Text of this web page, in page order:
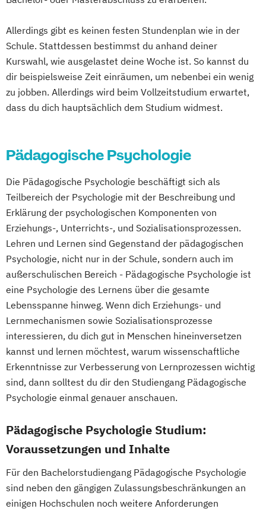
Pharmamanagement und
Physician Assistant
Physiotherapie
Psychologie
Psychologie mit Schwerpunkt Klinische
Psychologie und Psychologisches
Empowerment
Soziale Arbeit Duales Studium
Sozialmanagement
Allerdings gibt es keinen festen Stundenplan wie in der
Schule. Stattdessen bestimmst du anhand deiner
Kurswahl, wie ausgelastet deine Woche ist. So kannst du
dir beispielsweise Zeit einräumen, um nebenbei ein wenig
zu jobben. Allerdings wird beim Vollzeitstudium erwartet,
dass du dich hauptsächlich dem Studium widmest.
Pädagogische Psychologie
Die Pädagogische Psychologie beschäftigt sich als
Teilbereich der Psychologie mit der Beschreibung und
Erklärung der psychologischen Komponenten von
Erziehungs-, Unterrichts-, und Sozialisationsprozessen.
Lehren und Lernen sind Gegenstand der pädagogischen
Psychologie, nicht nur in der Schule, sondern auch im
außerschulischen Bereich - Pädagogische Psychologie ist
eine Psychologie des Lernens über die gesamte
Lebensspanne hinweg. Wenn dich Erziehungs- und
Lernmechanismen sowie Sozialisationsprozesse
interessieren, du dich gut in Menschen hineinversetzen
kannst und lernen möchtest, warum wissenschaftliche
Erkenntnisse zur Verbesserung von Lernprozessen wichtig
sind, dann solltest du dir den Studiengang Pädagogische
Psychologie einmal genauer anschauen.
Pädagogische Psychologie Studium:
Voraussetzungen und Inhalte
Für den Bachelorstudiengang Pädagogische Psychologie
sind neben den gängigen Zulassungsbeschränkungen an
einigen Hochschulen noch weitere Anforderungen